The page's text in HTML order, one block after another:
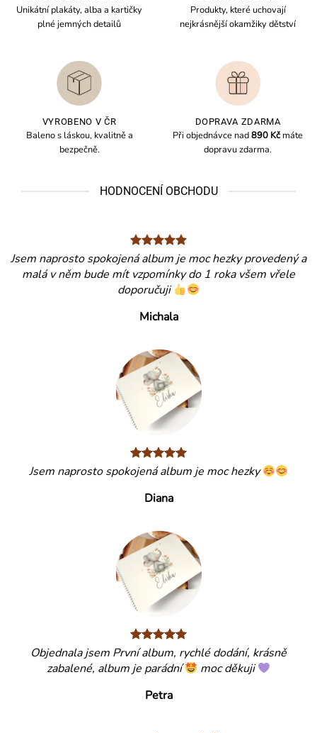
Unikátní plakáty, alba a kartičky
plné jemných detailů
Produkty, které uchovají
nejkrásnější okamžiky dětství
VYROBENO V ČR
Baleno s láskou, kvalitně a
bezpečně.
DOPRAVA ZDARMA
Při objednávce nad890 Kčmáte
dopravu zdarma.
HODNOCENÍ OBCHODU
Jsem naprosto spokojená album je moc hezky provedený a
malá v něm bude mít vzpomínky do 1 roka všem vřele
doporučuji
Michala
Jsem naprosto spokojená album je moc hezky
Diana
Objednala jsem První album, rychlé dodání, krásně
zabalené, album je parádní
moc děkuji
Petra